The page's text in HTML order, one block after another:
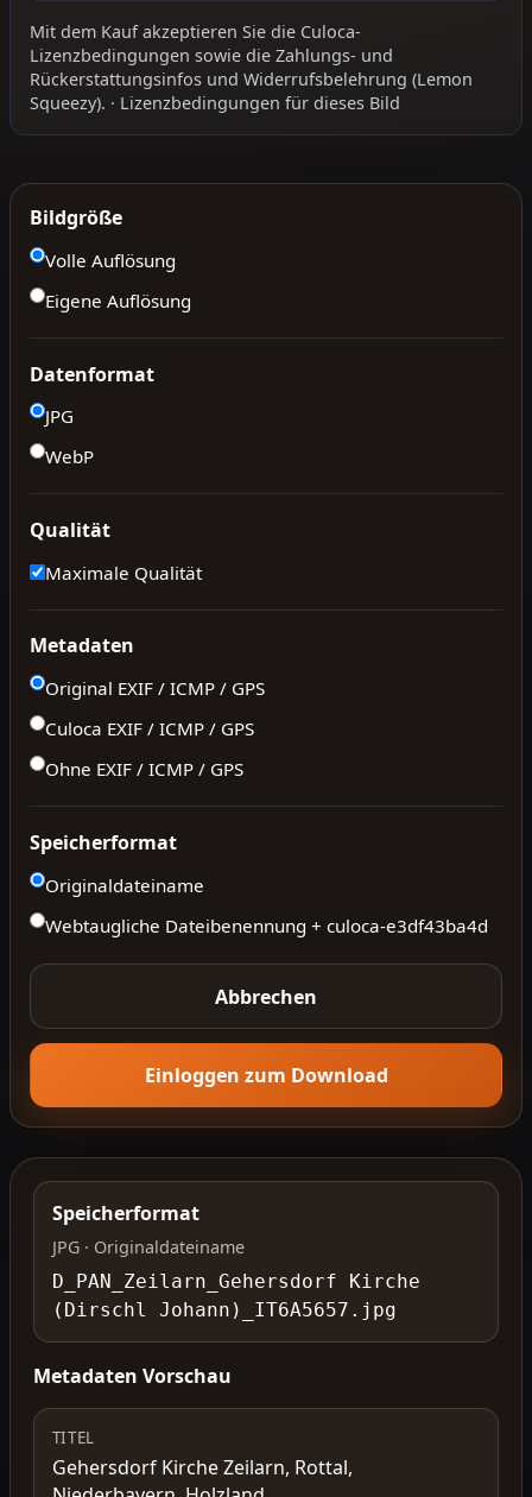
Mit dem Kauf akzeptieren Sie die Culoca-
Lizenzbedingungen sowie die Zahlungs- und
Rückerstattungsinfos und Widerrufsbelehrung (Lemon
Squeezy). · Lizenzbedingungen für dieses Bild
Bildgröße
Volle Auflösung
Eigene Auflösung
Datenformat
JPG
WebP
Qualität
Maximale Qualität
Metadaten
Original EXIF / ICMP / GPS
Culoca EXIF / ICMP / GPS
Ohne EXIF / ICMP / GPS
Speicherformat
Originaldateiname
Webtaugliche Dateibenennung + culoca-e3df43ba4d
Abbrechen
Einloggen zum Download
Speicherformat
JPG · Originaldateiname
D_PAN_Zeilarn_Gehersdorf Kirche
(Dirschl Johann)_IT6A5657.jpg
Metadaten Vorschau
TITEL
Gehersdorf Kirche Zeilarn, Rottal,